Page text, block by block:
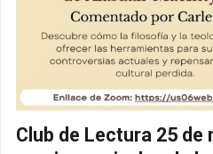
Club de Lectura 25 de